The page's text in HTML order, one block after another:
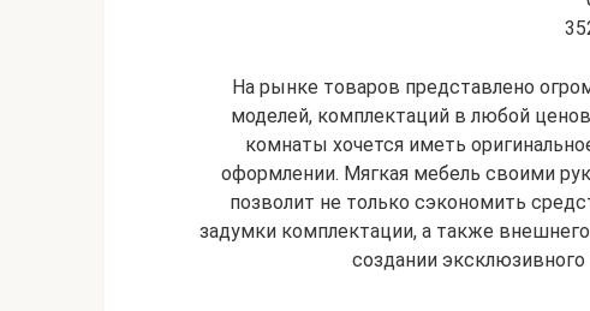
На рынке товаров представлено
моделей, комплектаций в любой
комнаты хочется иметь
оформлении. Мягкая мебель своими
позволит не только сэкономить
задумки комплектации, а также
создании